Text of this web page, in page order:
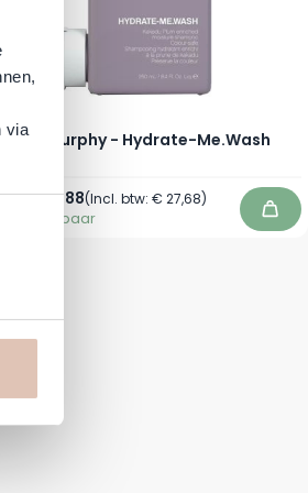
via
Kevin Murphy - Hydrate-Me.Wash
Vanaf
€ 22,88
prijs (Incl. btw: € 27,68)
leverbaar In